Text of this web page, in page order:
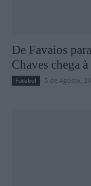
De Favaios
Chaves chega
Futebol 5 de Agosto,